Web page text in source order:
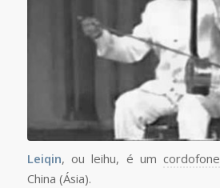
Leiqin, ou leihu, é umcordofone
China (Ásia).